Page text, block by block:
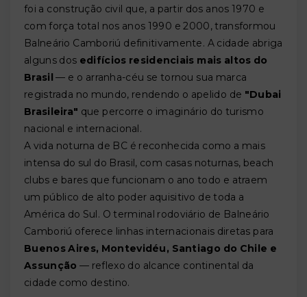
foi a construção civil que, a partir dos anos 1970 e
com força total nos anos 1990 e 2000, transformou
Balneário Camboriú definitivamente. A cidade abriga
alguns dos edifícios residenciais mais altos do
Brasil — e o arranha-céu se tornou sua marca
registrada no mundo, rendendo o apelido de "Dubai
Brasileira" que percorre o imaginário do turismo
nacional e internacional.
A vida noturna de BC é reconhecida como a mais
intensa do sul do Brasil, com casas noturnas, beach
clubs e bares que funcionam o ano todo e atraem
um público de alto poder aquisitivo de toda a
América do Sul. O terminal rodoviário de Balneário
Camboriú oferece linhas internacionais diretas para
Buenos Aires, Montevidéu, Santiago do Chile e
Assunção — reflexo do alcance continental da
cidade como destino.